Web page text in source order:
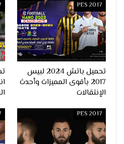
PES 2017
تحميل باتش 2024 لبيس
2017 بأقوى المميزات وأحدث
الإنتقالات
PES 2017